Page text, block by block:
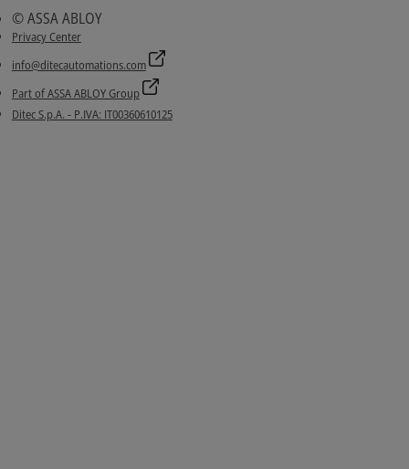
© ASSA ABLOY
Privacy Center
info@ditecautomations.com
Part of ASSA ABLOY Group
Ditec S.p.A. - P.IVA: IT00360610125